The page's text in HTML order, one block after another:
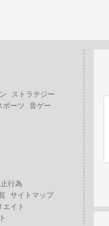
ストラテジー
ポーツ
音ゲー
行為
サイトマップ
エイト